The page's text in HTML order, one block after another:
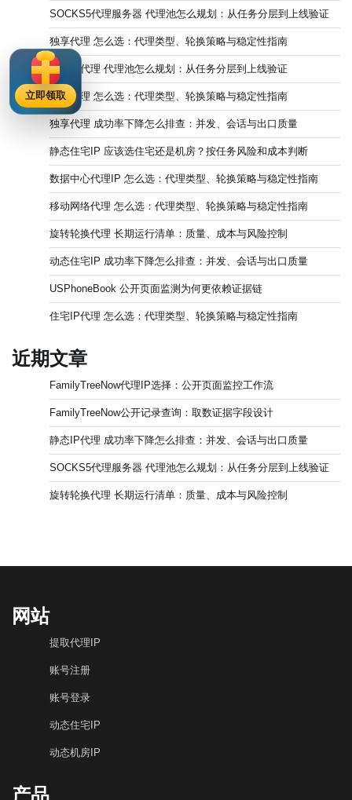
SOCKS5代理服务器 代理池怎么规划：从任务分层到上线验证
独享代理 怎么选：代理类型、轮换策略与稳定性指南
住宅IP代理 代理池怎么规划：从任务分层到上线验证
共享代理 怎么选：代理类型、轮换策略与稳定性指南
独享代理 成功率下降怎么排查：并发、会话与出口质量
静态住宅IP 应该选住宅还是机房？按任务风险和成本判断
数据中心代理IP 怎么选：代理类型、轮换策略与稳定性指南
移动网络代理 怎么选：代理类型、轮换策略与稳定性指南
旋转轮换代理 长期运行清单：质量、成本与风险控制
动态住宅IP 成功率下降怎么排查：并发、会话与出口质量
USPhoneBook 公开页面监测为何更依赖证据链
住宅IP代理 怎么选：代理类型、轮换策略与稳定性指南
近期文章
FamilyTreeNow代理IP选择：公开页面监控工作流
FamilyTreeNow公开记录查询：取数证据字段设计
静态IP代理 成功率下降怎么排查：并发、会话与出口质量
SOCKS5代理服务器 代理池怎么规划：从任务分层到上线验证
旋转轮换代理 长期运行清单：质量、成本与风险控制
网站
提取代理IP
账号注册
账号登录
动态住宅IP
动态机房IP
产品
立即领取